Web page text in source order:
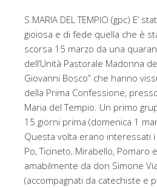
S.MARIA DEL TEMPIO (gpc) E’
gioiosa e di fede quella che è
scorsa 15 marzo da una
dell’Unità Pastorale Madonna
Giovanni Bosco” che hanno
della Prima Confessione,
Maria del Tempio. Un primo
15 giorni prima (domenica 1
Questa volta erano interessati
Po, Ticineto, Mirabello, Pomaro
amabilmente da don Simone
(accompagnati da catechiste e